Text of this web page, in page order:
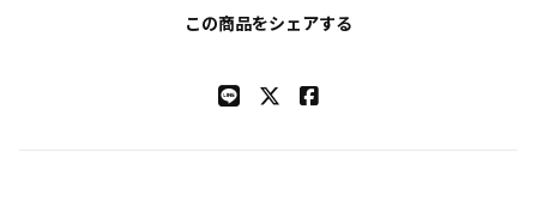
この商品をシェアする